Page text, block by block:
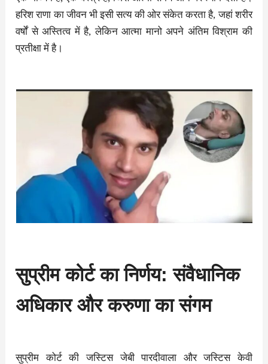
हरिश राणा का जीवन भी इसी सत्य की ओर संकेत करता है, जहां शरीर
वर्षों से अस्तित्व में है, लेकिन आत्मा मानो अपने अंतिम विश्राम की
प्रतीक्षा में है।
सुप्रीम कोर्ट का निर्णय: संवैधानिक
अधिकार और करुणा का संगम
सुप्रीम कोर्ट की जस्टिस जेबी पारदीवाला और जस्टिस केवी